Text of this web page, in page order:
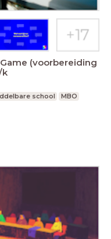
(voorbereiding
k
school
MBO